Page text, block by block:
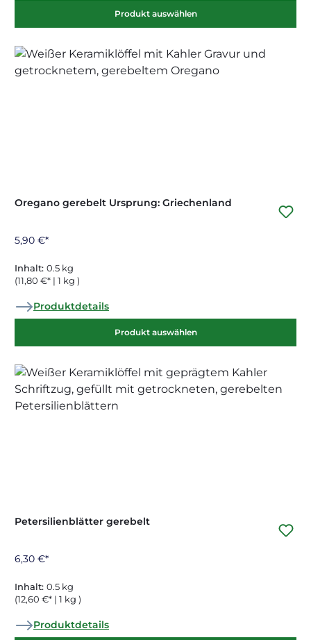
Produkt auswählen
Oregano gerebelt Ursprung: Griechenland
5,90 €*
Inhalt: 0.5 kg
(11,80 €* | 1 kg )
Produktdetails
Produkt auswählen
Petersilienblätter gerebelt
6,30 €*
Inhalt: 0.5 kg
(12,60 €* | 1 kg )
Produktdetails